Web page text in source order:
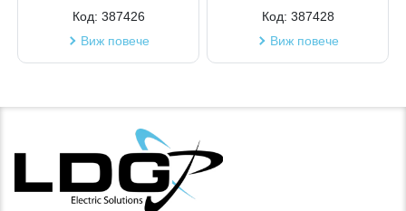
Код: 387426
Виж повече
Код: 387428
Виж повече